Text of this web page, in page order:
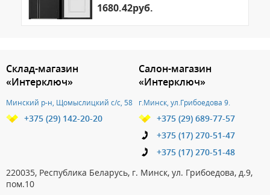
1680.42руб.
Склад-магазин
«Интерключ»
Минский р-н, Щомыслицкий с/с, 58
+375 (29) 142-20-20
Салон-магазин
«Интерключ»
г.Минск, ул.Грибоедова 9.
+375 (29) 689-77-57
+375 (17) 270-51-47
+375 (17) 270-51-48
220035, Республика Беларусь, г. Минск, ул. Грибоедова, д.9,
пом.10